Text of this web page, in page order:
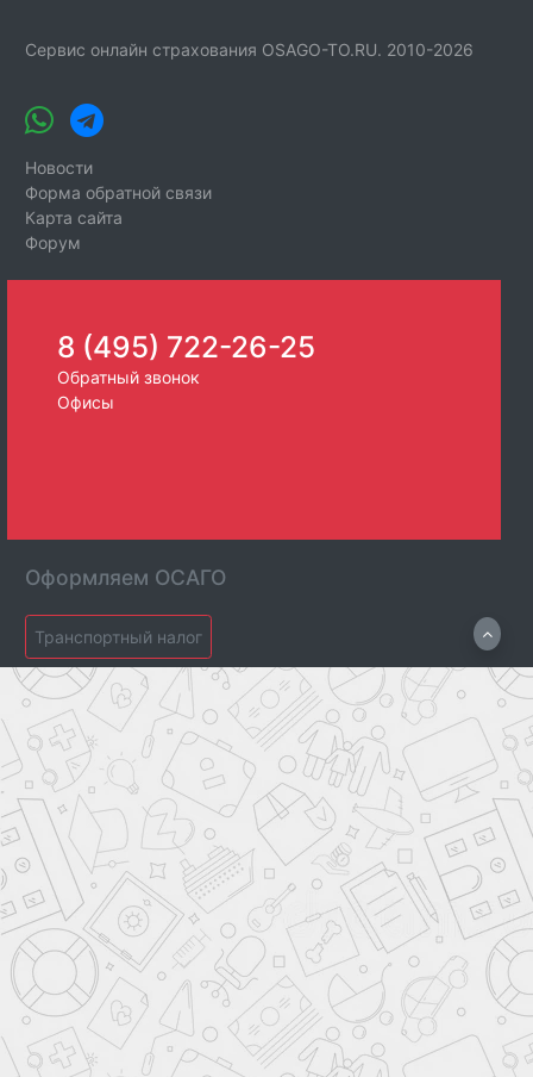
Сервис онлайн страхования OSAGO-TO.RU. 2010-2026
Новости
Форма обратной связи
Карта сайта
Форум
8 (495) 722-26-25
Обратный звонок
Офисы
Оформляем ОСАГО
Транспортный налог